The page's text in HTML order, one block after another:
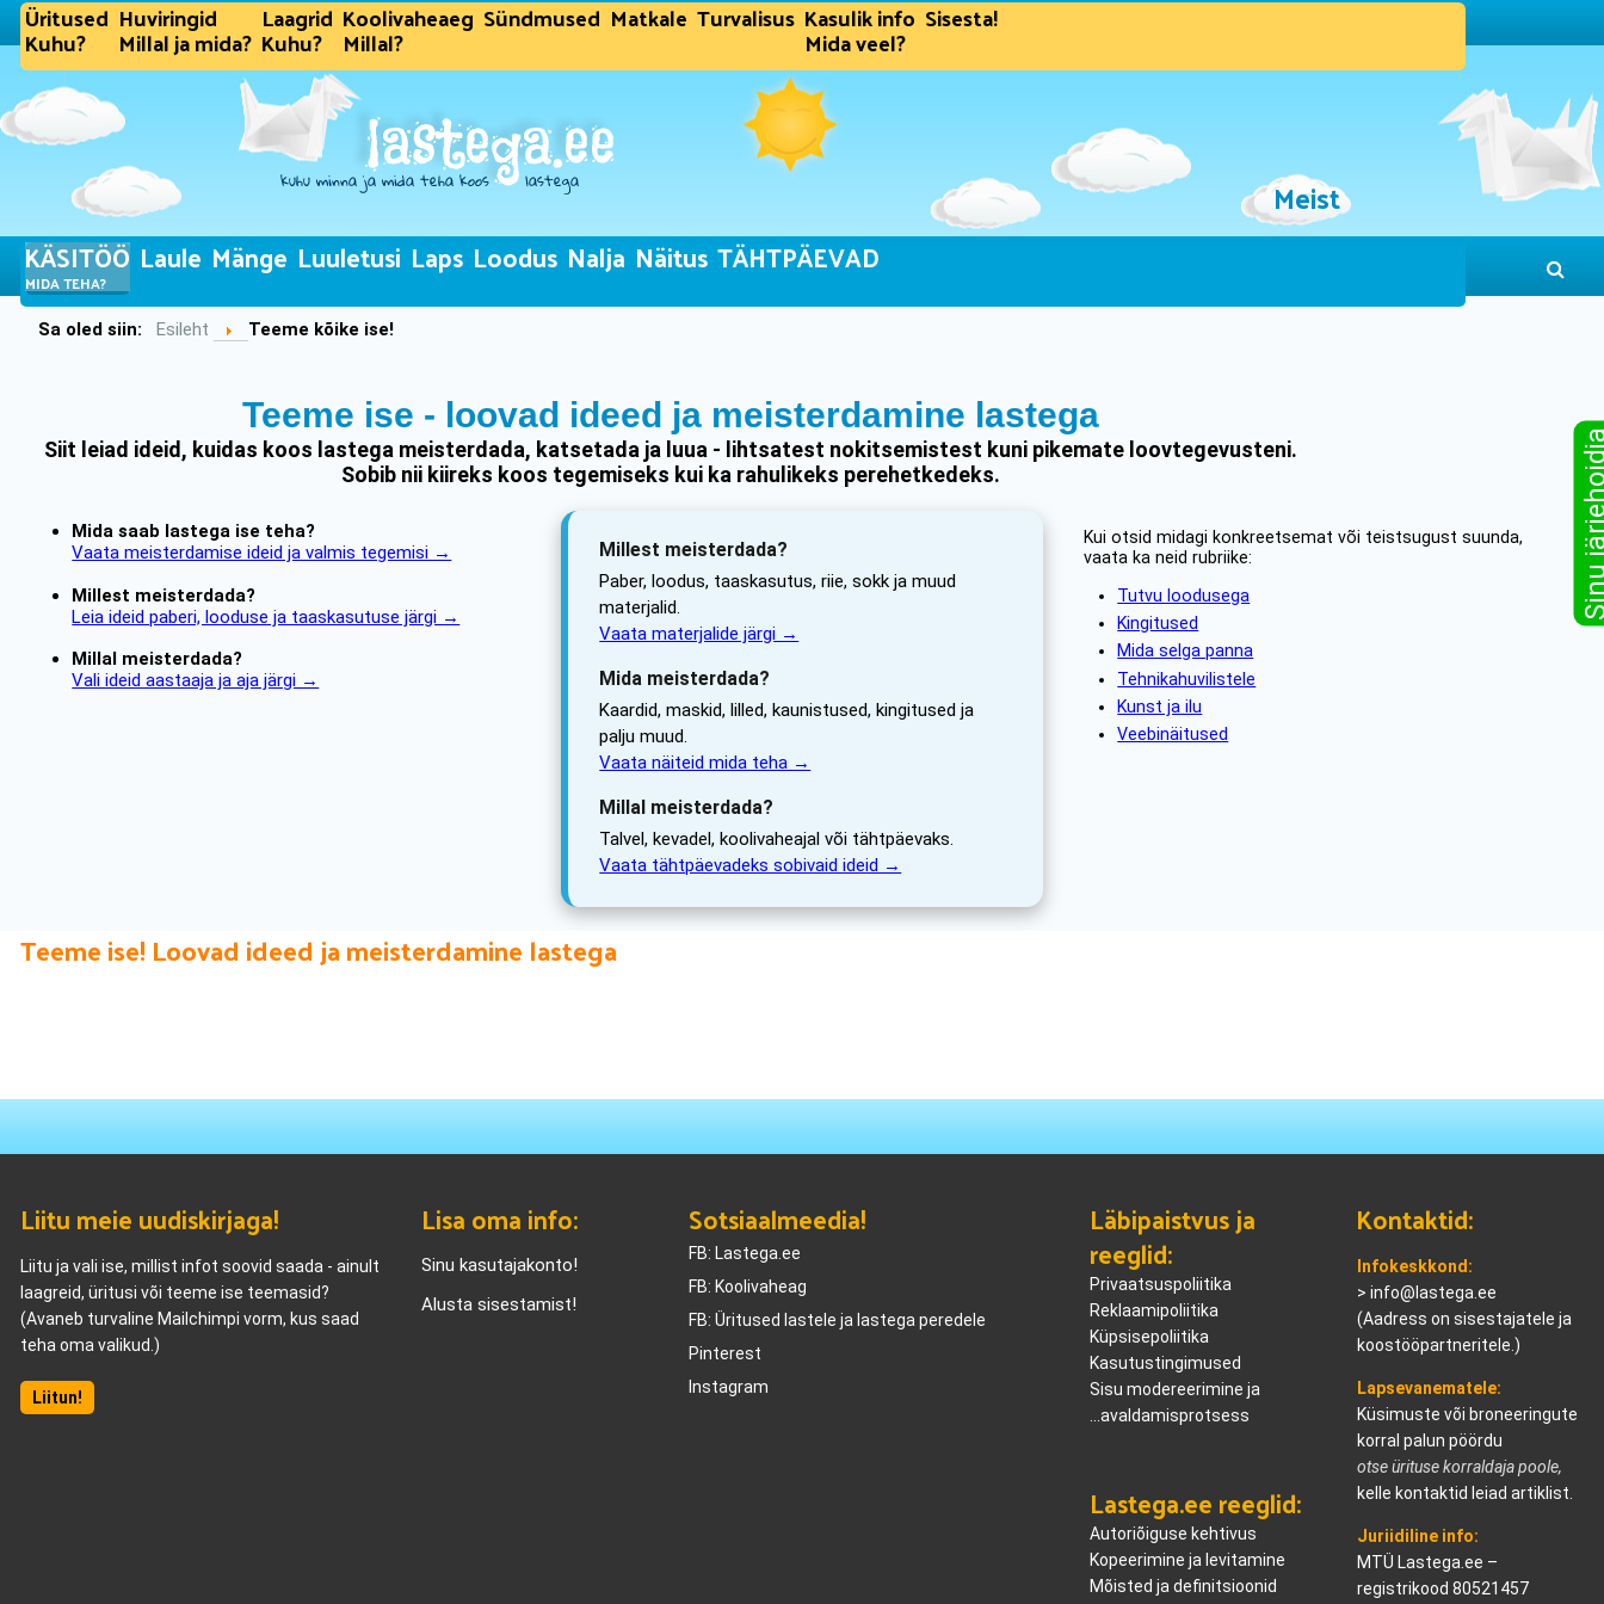
Üritused
Kuhu?
Huviringid
Millal ja mida?
Laagrid
Kuhu?
Koolivaheaeg
Millal?
Sündmused Matkale Turvalisus Kasulik info
Mida veel?
Sisesta!
Meist
KÄSITÖÖ
MIDA TEHA?
Laule Mänge Luuletusi Laps Loodus Nalja Näitus TÄHTPÄEVAD
Sa oled siin:Esileht Teeme kõike ise!
Teeme ise - loovad ideed ja meisterdamine lastega
Siit leiad ideid, kuidas koos lastega meisterdada, katsetada ja luua - lihtsatest nokitsemistest kuni pikemate loovtegevusteni.
Sobib nii kiireks koos tegemiseks kui ka rahulikeks perehetkedeks.
Mida saab lastega ise teha?
Vaata meisterdamise ideid ja valmis tegemisi →
Millest meisterdada?
Leia ideid paberi, looduse ja taaskasutuse järgi →
Millal meisterdada?
Vali ideid aastaaja ja aja järgi →
Millest meisterdada?
Paber, loodus, taaskasutus, riie, sokk ja muud
materjalid.
Vaata materjalide järgi →
Mida meisterdada?
Kaardid, maskid, lilled, kaunistused, kingitused ja
palju muud.
Vaata näiteid mida teha →
Millal meisterdada?
Talvel, kevadel, koolivaheajal või tähtpäevaks.
Vaata tähtpäevadeks sobivaid ideid →
Kui otsid midagi konkreetsemat või teistsugust suunda,
vaata ka neid rubriike:
Tutvu loodusega
Kingitused
Mida selga panna
Tehnikahuvilistele
Kunst ja ilu
Veebinäitused
Teeme ise! Loovad ideed ja meisterdamine lastega
Sinu
Liitu meie uudiskirjaga!
Liitu ja vali ise, millist infot soovid saada - ainult
laagreid, üritusi või teeme ise teemasid?
(Avaneb turvaline Mailchimpi vorm, kus saad
teha oma valikud.)
Liitun!
Lisa oma info:
Sinu kasutajakonto!
Alusta sisestamist!
Sotsiaalmeedia!
FB: Lastega.ee
FB: Koolivaheag
FB: Üritused lastele ja lastega peredele
Pinterest
Instagram
Läbipaistvus ja
reeglid:
Privaatsuspoliitika
Reklaamipoliitika
Küpsisepoliitika
Kasutustingimused
Sisu modereerimine ja
...avaldamisprotsess
Lastega.ee reeglid:
Autoriõiguse kehtivus
Kopeerimine ja levitamine
Mõisted ja definitsioonid
Kontaktid:
Infokeskkond:
>info@lastega.ee
(Aadress on sisestajatele ja
koostööpartneritele.)
Lapsevanematele:
Küsimuste või broneeringute
korral palun pöördu
otse ürituse korraldaja poole,
kelle kontaktid leiad artiklist.
Juriidiline info:
MTÜ Lastega.ee –
registrikood 80521457